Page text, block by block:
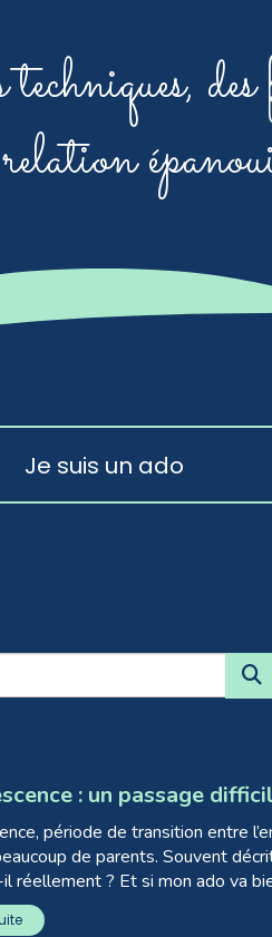
Je suis un ado
: un passage
période de transition entre
de parents. Souvent
il réellement ? Et si mon ado va